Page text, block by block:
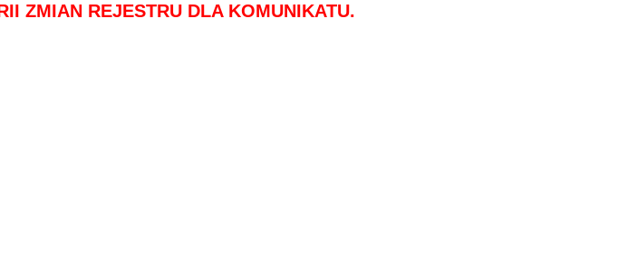
ZMIAN REJESTRU DLA KOMUNIKATU.